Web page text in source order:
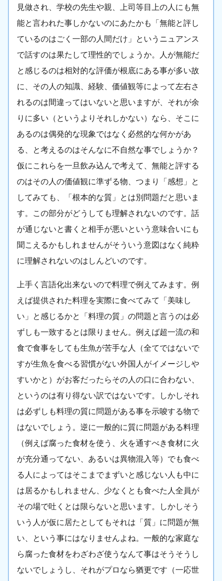
見做され、学校の先生や親、上司等目上の人にも無
能と言われた事しかないのにあたかも「無能と評し
ているのはごく一部の人間だけ」というニュアンス
で話すのは果たして理性的でしょうか。人が無能だ
と感じるのは相対的な評価が根底にある事が多い故
に、その人の知識、経験、価値観等によって左右さ
れるのは間違ってはいないと思いますが、それが余
りに多い（というよりそれしかない）なら、そこに
あるのは偶発的な現象ではなく必然的な何かがあ
る、と考えるのはそんなに不自然な事でしょうか？
仮にこれらを一旦飲み込んで考えて、無能と評する
のはその人の価値観に準ずる物、つまり「感想」と
してみても、「根本的な質」とは別問題だと思いま
す。この部分がどうしても理解されないのです。話
が通じないと書くと相手が悪いという意味合いにも
聞こえるかもしれませんがそういう意図はなく純粋
に理解されないのはしんどいのです。
上手く言語化出来ないので料理で例えてみます。例
えば提供された料理を実際に食べてみて「美味し
い」と感じるかと「料理の質」の問題と言うのは必
ずしも一致するとは限りません。例えば超一流の和
食で食事をしても生魚が苦手な人（全てではないで
すが生魚を食べる習慣がない外国人がイメージしや
すいかと）がお客だったらその人の口に合わない、
というのは有り得ない訳ではないです。しかしそれ
は必ずしも料理の質に問題がある事を示唆する物で
はないでしょう。逆に一般的に質に問題がある料理
（例えば腐った食材を使う、火を通すべき食材に火
が充分通ってない、あるいは異物混入等）でも食べ
る人によってはそこまでまずいと感じない人も中に
は居るかもしれません、少なくとも食べた人全員が
その場で吐くとは限らないと思います。しかしそう
いう人が仮に居たとしてもそれは「質」に問題が無
い、という事にはなりませんよね。一般的な家庭な
ら腐った食材をわざわざ使うなんて事はそうそうし
ないでしょうし、それがプロなら猶更です（一応世